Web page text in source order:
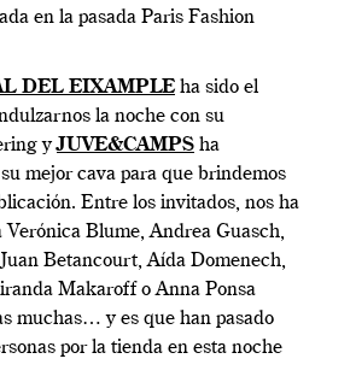
en la pasada Paris Fashion
DEL EIXAMPLE ha sido el
la noche con su
yJUVE&CAMPS ha
mejor cava para que brindemos
Entre los invitados, nos ha
Verónica Blume, Andrea Guasch,
Betancourt, Aída Domenech,
Makaroff o Anna Ponsa
muchas… y es que han pasado
por la tienda en esta noche